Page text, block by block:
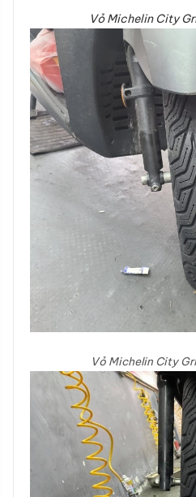
Vỏ Michelin City
Vỏ Michelin City